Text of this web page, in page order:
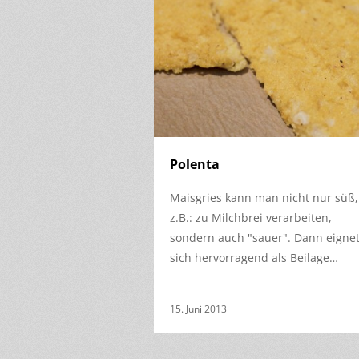
Polenta
Maisgries kann man nicht nur süß,
z.B.: zu Milchbrei verarbeiten,
sondern auch "sauer". Dann
sich hervorragend als Beilage…
15. Juni 2013